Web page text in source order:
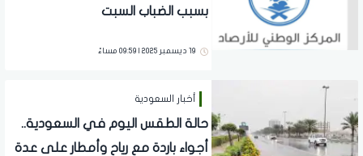
بسبب الضباب السبت
19 ديسمبر 2025 | 09:59 مساءً
أخبار السعودية
حالة الطقس اليوم في السعودية..
أجواء باردة مع رياح وأمطار على عدة